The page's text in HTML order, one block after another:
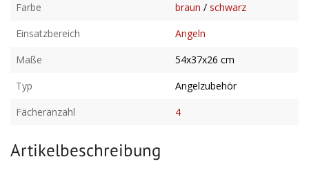
Farbe
braun / schwarz
Einsatzbereich
Angeln
Maße
54x37x26 cm
Typ
Angelzubehör
Fächeranzahl
4
Artikelbeschreibung